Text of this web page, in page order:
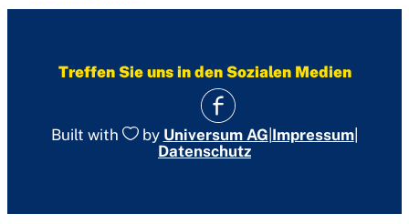
Treffen Sie uns in den Sozialen Medien
Built with by Universum AG Impressum|
Datenschutz